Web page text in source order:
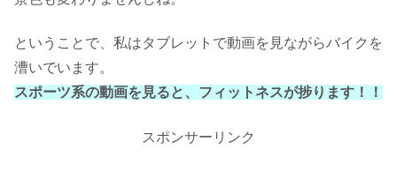
ということで、私はタブレットで動画を見ながらバイクを
漕いでいます。
スポーツ系の動画を見ると、フィットネスが捗ります！！
スポンサーリンク